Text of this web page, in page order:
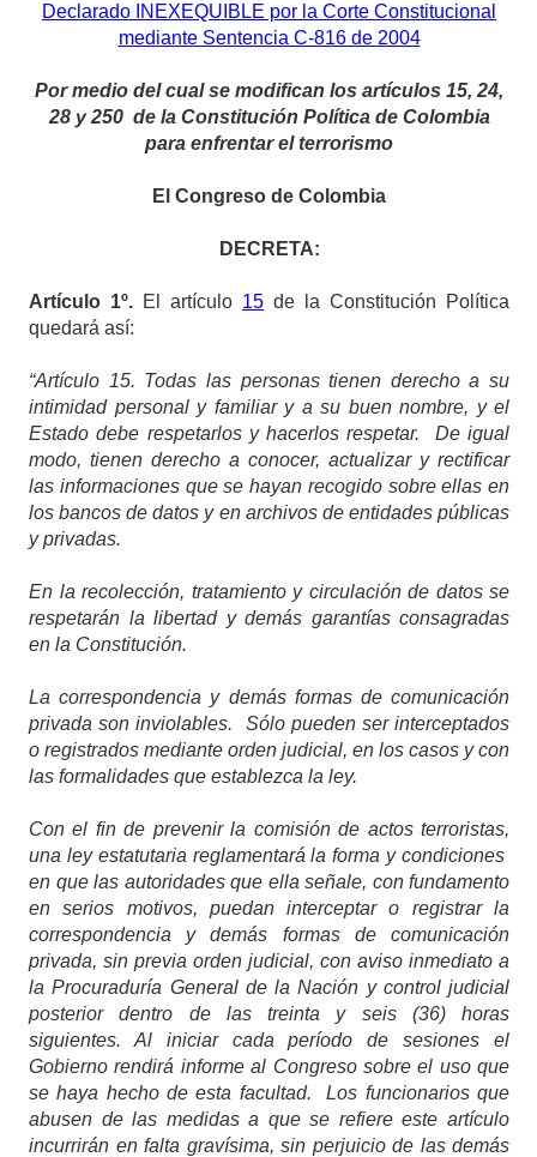
Declarado INEXEQUIBLE por la Corte Constitucional
mediante Sentencia C-816 de 2004
Por medio del cual se modifican los artículos 15, 24,
28 y 250 de la Constitución Política de Colombia
para enfrentar el terrorismo
El Congreso de Colombia
DECRETA:
Artículo 1º. El artículo 15 de la Constitución Política
quedará así:
“Artículo 15. Todas las personas tienen derecho a su
intimidad personal y familiar y a su buen nombre, y el
Estado debe respetarlos y hacerlos respetar. De igual
modo, tienen derecho a conocer, actualizar y rectificar
las informaciones que se hayan recogido sobre ellas en
los bancos de datos y en archivos de entidades públicas
y privadas.
En la recolección, tratamiento y circulación de datos se
respetarán la libertad y demás garantías consagradas
en la Constitución.
La correspondencia y demás formas de comunicación
privada son inviolables. Sólo pueden ser interceptados
o registrados mediante orden judicial, en los casos y con
las formalidades que establezca la ley.
Con el fin de prevenir la comisión de actos terroristas,
una ley estatutaria reglamentará la forma y condiciones
en que las autoridades que ella señale, con fundamento
en serios motivos, puedan interceptar o registrar la
correspondencia y demás formas de comunicación
privada, sin previa orden judicial, con aviso inmediato a
la Procuraduría General de la Nación y control judicial
posterior dentro de las treinta y seis (36) horas
siguientes. Al iniciar cada período de sesiones el
Gobierno rendirá informe al Congreso sobre el uso que
se haya hecho de esta facultad. Los funcionarios que
abusen de las medidas a que se refiere este artículo
incurrirán en falta gravísima, sin perjuicio de las demás